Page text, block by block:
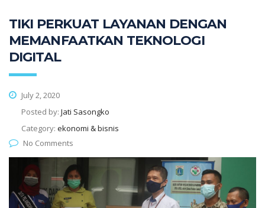
TIKI PERKUAT LAYANAN DENGAN
MEMANFAATKAN TEKNOLOGI
DIGITAL
July 2, 2020
Posted by: Jati Sasongko
Category: ekonomi & bisnis
No Comments